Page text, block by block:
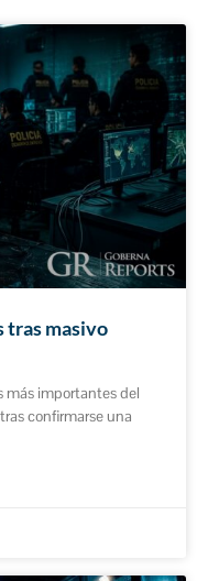
tras masivo
más importantes del
confirmarse una